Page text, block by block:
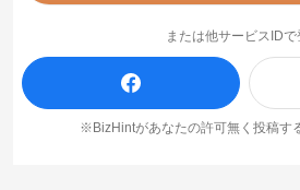
または他サービスIDで
※BizHintがあなたの許可無く投稿す